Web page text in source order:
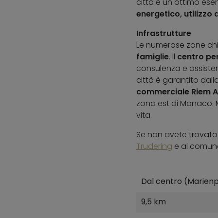
energetico, utilizzo
Infrastrutture
Le numerose zone
famiglie. Il centro
consulenza e
città è garantito
commerciale Riem
zona est di Monaco.
vita.
Se non avete
Trudering e al
Dal centro
9,5 km